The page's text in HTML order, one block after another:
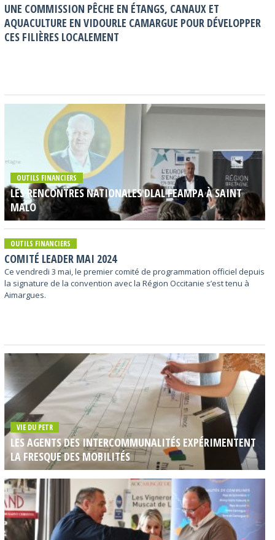
UNE COMMISSION PÊCHE EN ÉTANGS, CANAUX ET
AQUACULTURE EN VIDOURLE CAMARGUE POUR DÉVELOPPER
CES FILIÈRES LOCALEMENT
OUTILS FINANCIERS
LES RENCONTRES NATIONALES DLAL FEAMPA À SAINT
MALO
OUTILS FINANCIERS
COMITÉ LEADER MAI 2024
Ce vendredi 3 mai, le premier comité de programmation officiel depuis
la signature de la convention avec la Région Occitanie s’est tenu à
Aimargues.
VIE DU PETR
LES AGENTS DES INTERCOMMUNALITÉS EXPÉRIMENTENT
LA FRESQUE DES MOBILITÉS